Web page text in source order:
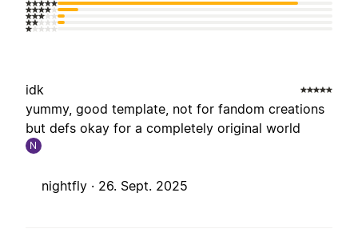
idk
yummy, good template, not for fandom creations
but defs okay for a completely original world
N
nightfly · 26. Sept. 2025